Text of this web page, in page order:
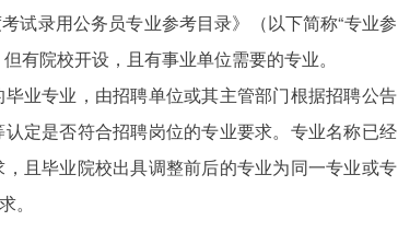
试录用公务员专业参考目录》（以下简称“专业参
有院校开设，且有事业单位需要的专业。
业专业，由招聘单位或其主管部门根据招聘公告
定是否符合招聘岗位的专业要求。专业名称已经
且毕业院校出具调整前后的专业为同一专业或专
。